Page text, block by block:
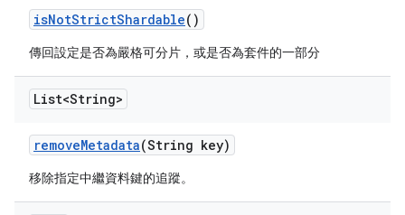
isNotStrictShardable()
傳回設定是否為嚴格可分片，或是否為套件的一部分
List<String>
removeMetadata(String key)
移除指定中繼資料鍵的追蹤。